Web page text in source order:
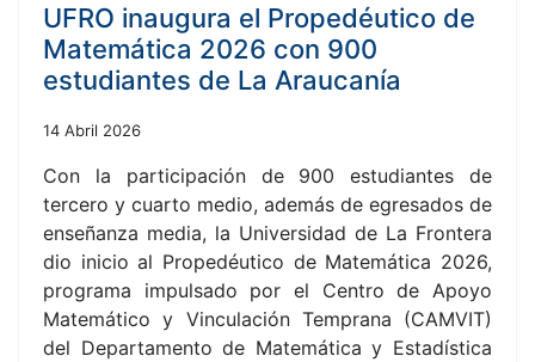
UFRO inaugura el Propedéutico de
Matemática 2026 con 900
estudiantes de La Araucanía
14 Abril 2026
Con la participación de 900 estudiantes de
tercero y cuarto medio, además de egresados de
enseñanza media, la Universidad de La Frontera
dio inicio al Propedéutico de Matemática 2026,
programa impulsado por el Centro de Apoyo
Matemático y Vinculación Temprana (CAMVIT)
del Departamento de Matemática y Estadística